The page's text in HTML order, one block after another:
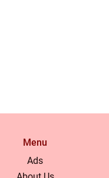
Menu
Ads